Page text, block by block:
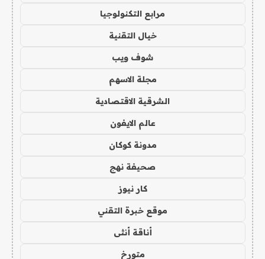
مرابع التكنولوجيا
خيال التقنية
شوف ويب
مجلة الاسهم
الشرقية الاقتصادية
عالم الايفون
مدونة كوكان
صحيفة نهج
كار نيوز
موقع خبرة التقني
أناقة أنثى
متورخ